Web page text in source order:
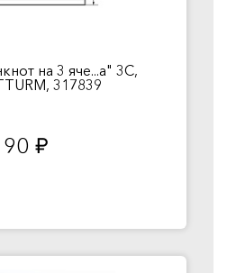
на 3 яче...a" 3C,
317839
90 руб.